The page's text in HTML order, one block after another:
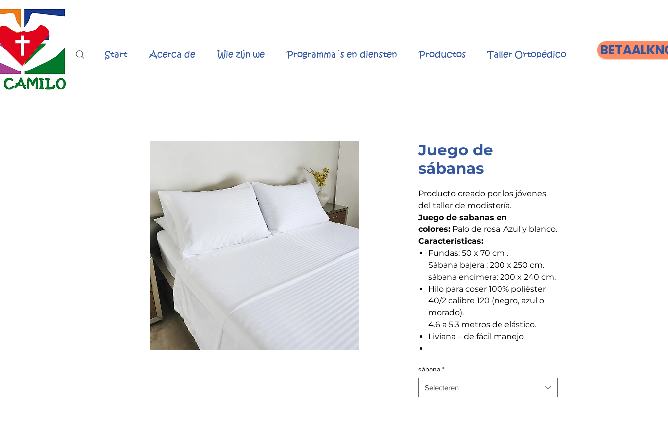
Start Acerca de Wie zijn we Programma´s en diensten Productos Taller Ortopédico
Juego de
sábanas
Producto creado por los jóvenes
del taller de modistería.
Juego de sabanas en
colores: Palo de rosa, Azul y blanco.
Características:
Fundas: 50 x 70 cm .
Sábana bajera : 200 x 250 cm.
sábana encimera: 200 x 240 cm.
Hilo para coser 100% poliéster
40/2 calibre 120 (negro, azul o
morado).
4.6 a 5.3 metros de elástico.
Liviana – de fácil manejo
sábana *
Selecteren